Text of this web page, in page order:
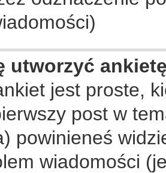
utworzyć
jest proste,
post w
powinieneś
wiadomości